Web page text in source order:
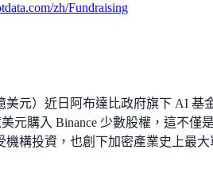
zh/Fundraising
美元）近日阿布達比政府旗下 AI 基
元購入 Binance 少數股權，這不僅
機構投資，也創下加密產業史上最大